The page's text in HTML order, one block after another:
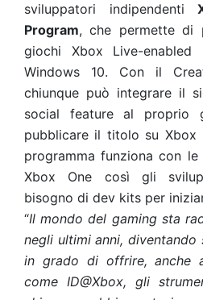
sviluppatori indipendenti
Program, che permette di
giochi Xbox Live-
Windows 10. Con il
chiunque può integrare il
social feature al proprio
pubblicare il titolo su Xbox
programma funziona con le
Xbox One così gli
bisogno di dev kits per
“Il mondo del gaming sta
negli ultimi anni,
in grado di offrire, anche
come ID@Xbox, gli